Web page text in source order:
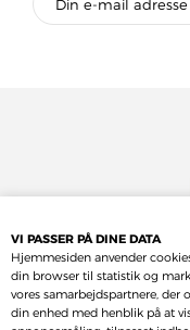
VI PASSER PÅ DINE DATA
Hjemmesiden anvender
din browser til statistik og
vores samarbejdspartnere, der
din enhed med henblik på at